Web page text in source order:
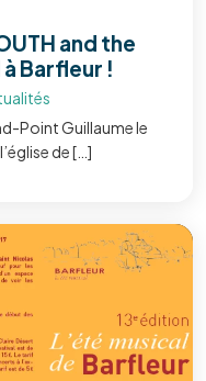
and the
Barfleur !
Point Guillaume le
de […]